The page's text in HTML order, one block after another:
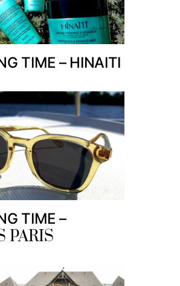
TIME – HINAITI
TIME –
PARIS